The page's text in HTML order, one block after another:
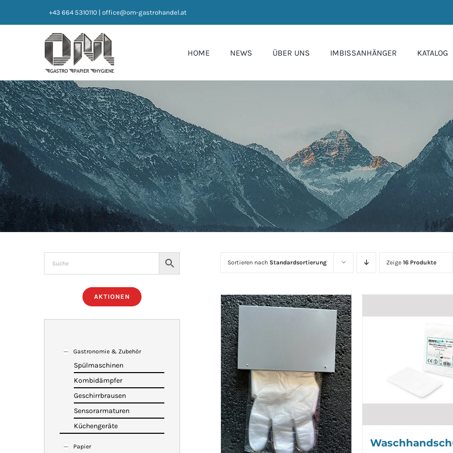
+43 664 5310110 office@om-gastrohandel.at
HOME NEWS ÜBER UNS IMBISSANHÄNGER KATALOG
Sortieren nach Standardsortierung Zeige16 Produkte
AKTIONEN
Gastronomie & Zubehör
Spülmaschinen
Kombidämpfer
Geschirrbrausen
Sensorarmaturen
Küchengeräte
Papier